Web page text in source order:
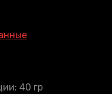
40 гр